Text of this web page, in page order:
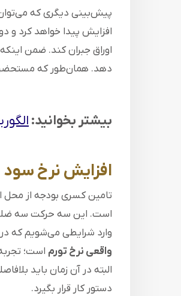
پیش‌بینی دیگری که
افزایش پیدا خواهد کرد و
اوراق جبران کند. ضمن
دهد. همان‌طور که
بیشتر بخوانید:
افزایش نرخ سود
تامین کسری بودجه از محل
است. این سه حرکت سه ضلع
وارد شرایطی می‌شویم که در طول 40 سال گذشته هرگز در اقتصاد ایران
واقعی نرخ تورم است؛
البته در آن زمان باید
دستور کار قرار بگیرد.